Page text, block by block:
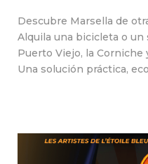
Descubre Marsella de
Alquila una bicicleta o
Puerto Viejo, la
Una solución práctica,